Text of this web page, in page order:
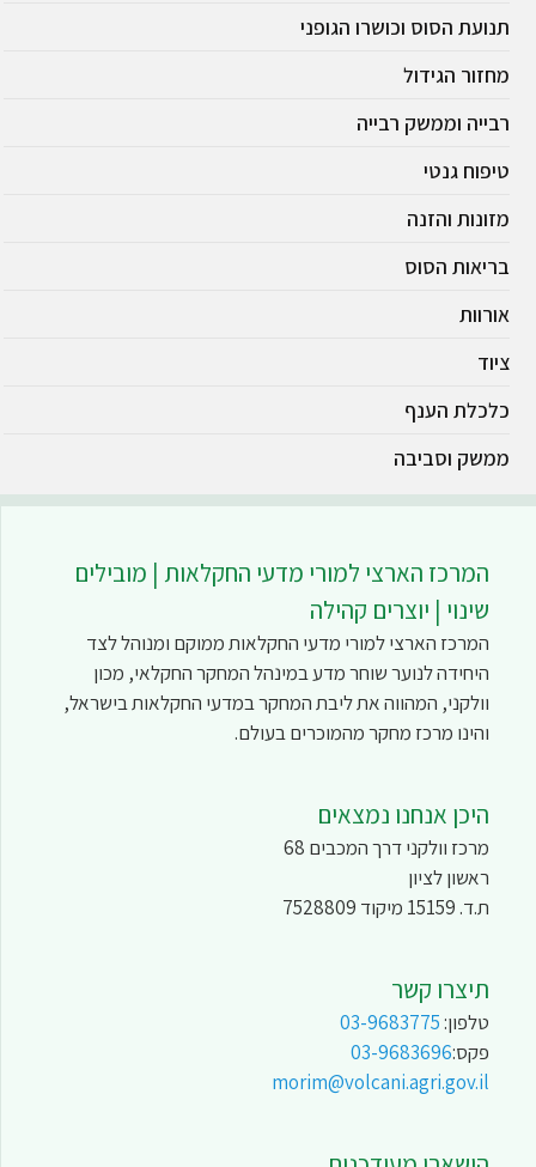
תנועת הסוס וכושרו הגופני
מחזור הגידול
רבייה וממשק רבייה
טיפוח גנטי
מזונות והזנה
בריאות הסוס
אורוות
ציוד
כלכלת הענף
ממשק וסביבה
המרכז הארצי למורי מדעי החקלאות | מובילים
שינוי | יוצרים קהילה
המרכז הארצי למורי מדעי החקלאות ממוקם ומנוהל לצד
היחידה לנוער שוחר מדע במינהל המחקר החקלאי, מכון
וולקני, המהווה את ליבת המחקר במדעי החקלאות בישראל,
והינו מרכז מחקר מהמוכרים בעולם.
היכן אנחנו נמצאים
מרכז וולקני דרך המכבים 68
ראשון לציון
ת.ד. 15159 מיקוד 7528809
תיצרו קשר
טלפון:03-9683775
פקס:03-9683696
morim@volcani.agri.gov.il